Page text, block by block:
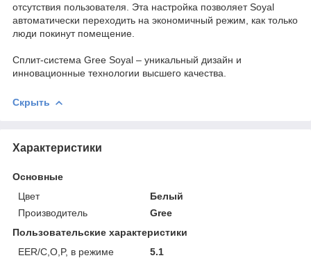
отсутствия пользователя. Эта настройка позволяет Soyal
автоматически переходить на экономичный режим, как только
люди покинут помещение.
Сплит-система Gree Soyal – уникальный дизайн и
инновационные технологии высшего качества.
Скрыть
Характеристики
Основные
Цвет
Белый
Производитель
Gree
Пользовательские характеристики
EER/C,O,P, в режиме
5.1